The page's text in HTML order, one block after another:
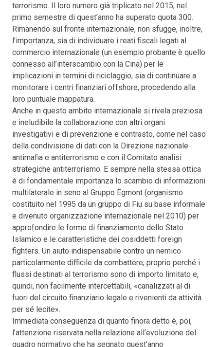
terrorismo. Il loro numero già triplicato nel 2015, nel
primo semestre di quest’anno ha superato quota 300.
Rimanendo sul fronte internazionale, non sfugge, inoltre,
l’importanza, sia di individuare i reati fiscali legati al
commercio internazionale (un esempio probante è quello
connesso all’interscambio con la Cina) per le
implicazioni in termini di riciclaggio, sia di continuare a
monitorare i centri finanziari offshore, procedendo alla
loro puntuale mappatura.
Anche in questo ambito internazionale si rivela preziosa
e ineludibile la collaborazione con altri organi
investigativi e di prevenzione e contrasto, come nel caso
della condivisione di dati con la Direzione nazionale
antimafia e antiterrorismo e con il Comitato analisi
strategiche antiterrorismo. E sempre nella stessa ottica
è di fondamentale importanza lo scambio di informazioni
multilaterale in seno al Gruppo Egmont (organismo
costituito nel 1995 da un gruppo di Fiu su base informale
e divenuto organizzazione internazionale nel 2010) per
approfondire le forme di finanziamento dello Stato
Islamico e le caratteristiche dei cosiddetti foreign
fighters. Un aiuto indispensabile contro un nemico
particolarmente difficile da combattere, proprio perché i
flussi destinati al terrorismo sono di importo limitato e,
quindi, non facilmente intercettabili, «canalizzati al di
fuori del circuito finanziario legale e rivenienti da attività
per sé lecite».
Immediata conseguenza di quanto finora detto è, poi,
l’attenzione riservata nella relazione all’evoluzione del
quadro normativo che ha segnato quest’anno